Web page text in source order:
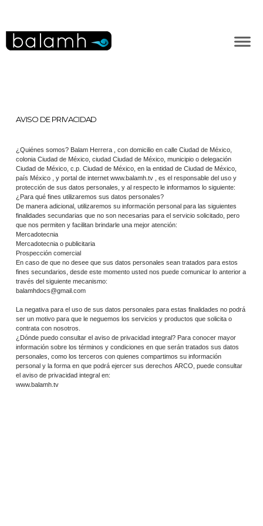
AVISO DE PRIVACIDAD
¿Quiénes somos? Balam Herrera , con domicilio en calle Ciudad de México,
colonia Ciudad de México, ciudad Ciudad de México, municipio o delegación
Ciudad de México, c.p. Ciudad de México, en la entidad de Ciudad de México,
país México , y portal de internet www.balamh.tv , es el responsable del uso y
protección de sus datos personales, y al respecto le informamos lo siguiente:
¿Para qué fines utilizaremos sus datos personales?
De manera adicional, utilizaremos su información personal para las siguientes
finalidades secundarias que no son necesarias para el servicio solicitado, pero
que nos permiten y facilitan brindarle una mejor atención:
Mercadotecnia
Mercadotecnia o publicitaria
Prospección comercial
En caso de que no desee que sus datos personales sean tratados para estos
fines secundarios, desde este momento usted nos puede comunicar lo anterior a
través del siguiente mecanismo:
balamhdocs@gmail.com
La negativa para el uso de sus datos personales para estas finalidades no podrá
ser un motivo para que le neguemos los servicios y productos que solicita o
contrata con nosotros.
¿Dónde puedo consultar el aviso de privacidad integral? Para conocer mayor
información sobre los términos y condiciones en que serán tratados sus datos
personales, como los terceros con quienes compartimos su información
personal y la forma en que podrá ejercer sus derechos ARCO, puede consultar
el aviso de privacidad integral en:
www.balamh.tv